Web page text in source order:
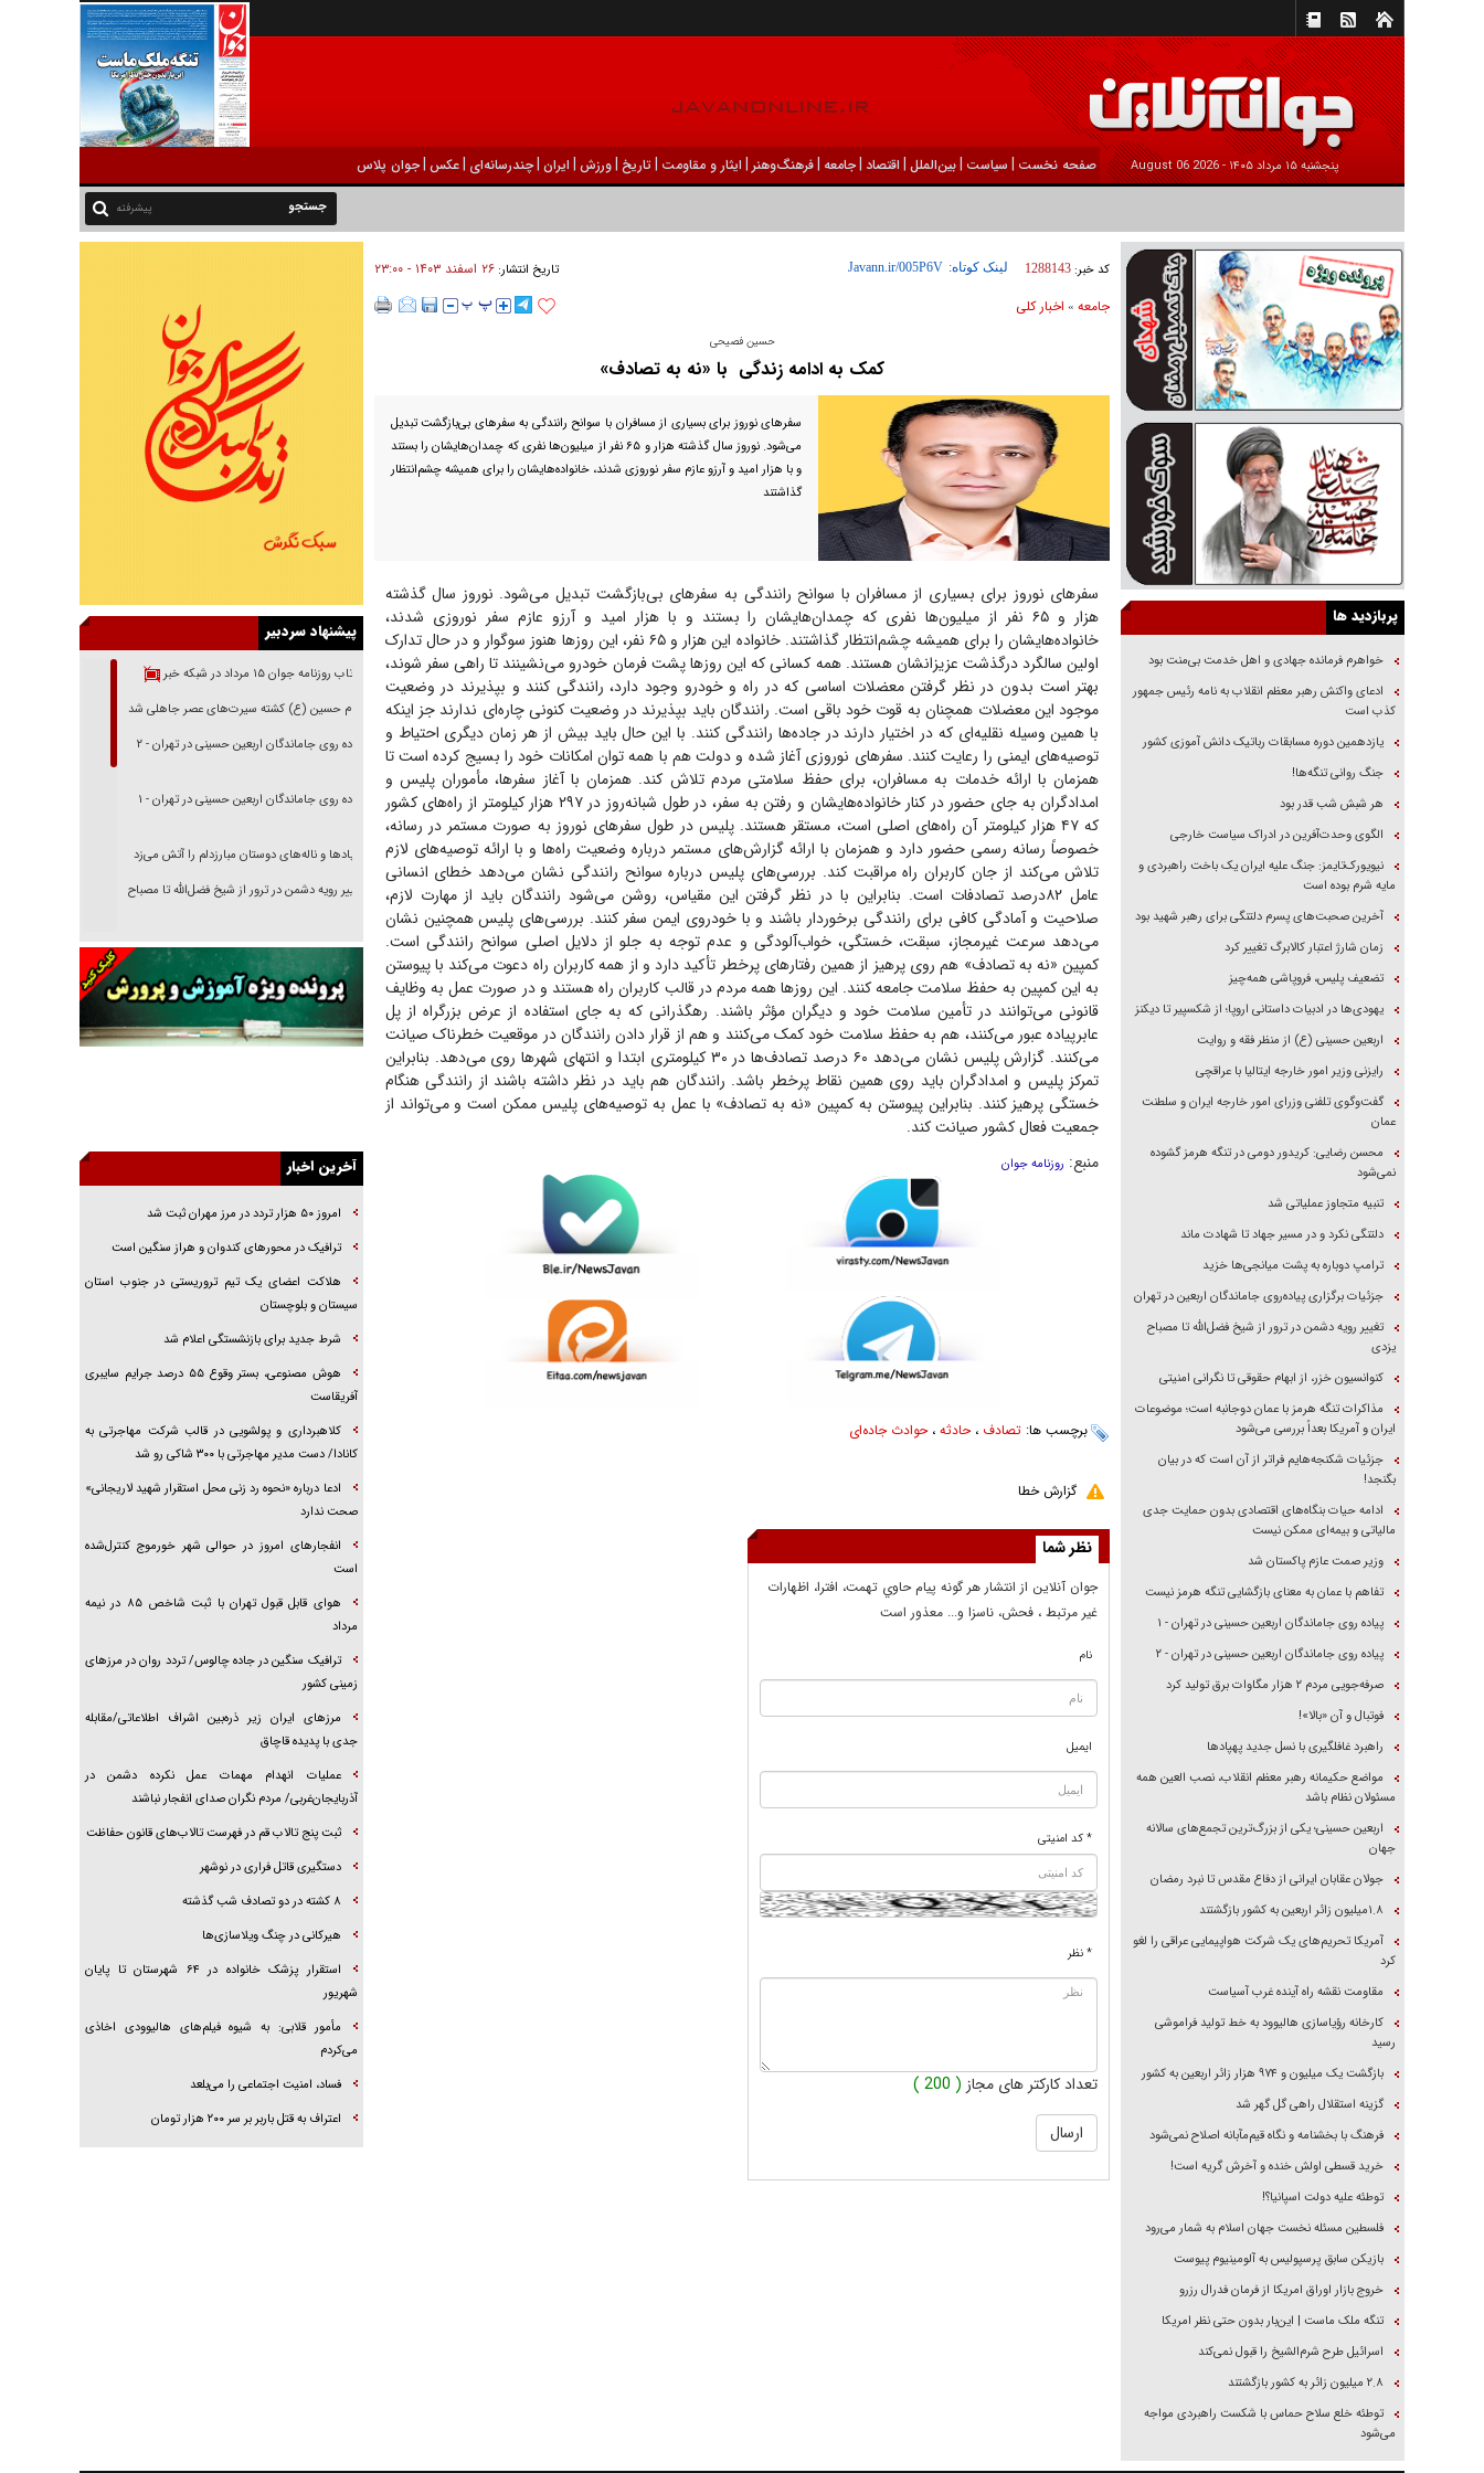
پنجشنبه ۱۵ مرداد ۱۴۰۵ - 2026 August 06 صفحه نخست | سیاست |بين‌الملل | اقتصاد |جامعه |فرهنگ‌و‌هنر | ایثار و مقاومت |تاریخ |ورزش | ايران |چندرسانه‌ای |عکس |جوان پلاس
پیشرفته
کد خبر: 1288143 لینک کوتاه: تاریخ انتشار:۲۶ اسفند ۱۴۰۳ - ۲۳:۰۰
جامعه» اخبار كلی
حسین فصیحی
کمک به ادامه زندگی با «نه به تصادف»
سفر‌های نوروز برای بسیاری از مسافران با سوانح رانندگی به سفر‌های بی‌بازگشت تبدیل
می‌شود. نوروز سال گذشته هزار و ۶۵ نفر از میلیون‌ها نفری که چمدان‌هایشان را بستند
و با هزار امید و آرزو عازم سفر نوروزی شدند، خانواده‌هایشان را برای همیشه چشم‌انتظار
گذاشتند
سفر‌های نوروز برای بسیاری از مسافران با سوانح رانندگی به سفر‌های بی‌بازگشت تبدیل می‌شود. نوروز سال گذشته
هزار و ۶۵ نفر از میلیون‌ها نفری که چمدان‌هایشان را بستند و با هزار امید و آرزو عازم سفر نوروزی شدند،
خانواده‌هایشان را برای همیشه چشم‌انتظار گذاشتند. خانواده این هزار و ۶۵ نفر، این روز‌ها هنوز سوگوار و در حال تدارک
اولین سالگرد درگذشت عزیزانشان هستند. همه کسانی که این روز‌ها پشت فرمان خودرو می‌نشینند تا راهی سفر شوند،
بهتر است بدون در نظر گرفتن معضلات اساسی که در راه و خودرو وجود دارد، رانندگی کنند و بپذیرند در وضعیت
موجود این معضلات همچنان به قوت خود باقی است. رانندگان باید بپذیرند در وضعیت کنونی چاره‌ای ندارند جز اینکه
با همین وسیله نقلیه‌ای که در اختیار دارند در جاده‌ها رانندگی کنند. با این حال باید بیش از هر زمان دیگری احتیاط و
توصیه‌های ایمنی را رعایت کنند. سفر‌های نوروزی آغاز شده و دولت هم با همه توان امکانات خود را بسیج کرده است تا
همزمان با ارائه خدمات به مسافران، برای حفظ سلامتی مردم تلاش کند. همزمان با آغاز سفرها، مأموران پلیس و
امدادگران به جای حضور در کنار خانواده‌هایشان و رفتن به سفر، در طول شبانه‌روز در ۲۹۷ هزار کیلومتر از راه‌های کشور
که ۴۷ هزار کیلومتر آن راه‌های اصلی است، مستقر هستند. پلیس در طول سفر‌های نوروز به صورت مستمر در رسانه،
خصوصاً رسانه رسمی حضور دارد و همزمان با ارائه گزارش‌های مستمر درباره وضعیت راه‌ها و با ارائه توصیه‌های لازم
تلاش می‌کند از جان کاربران راه مراقبت کند. بررسی‌های پلیس درباره سوانح رانندگی نشان می‌دهد خطای انسانی
عامل ۸۲درصد تصادفات است. بنابراین با در نظر گرفتن این مقیاس، روشن می‌شود رانندگان باید از مهارت لازم،
صلاحیت و آمادگی کافی برای رانندگی برخوردار باشند و با خودروی ایمن سفر کنند. بررسی‌های پلیس همچنین نشان
می‌دهد سرعت غیرمجاز، سبقت، خستگی، خواب‌آلودگی و عدم توجه به جلو از دلایل اصلی سوانح رانندگی است.
کمپین «نه به تصادف» هم روی پرهیز از همین رفتار‌های پرخطر تأکید دارد و از همه کاربران راه دعوت می‌کند با پیوستن
به این کمپین به حفظ سلامت جامعه کنند. این روز‌ها همه مردم در قالب کاربران راه هستند و در صورت عمل به وظایف
قانونی می‌توانند در تأمین سلامت خود و دیگران مؤثر باشند. رهگذرانی که به جای استفاده از عرض بزرگراه از پل
عابرپیاده عبور می‌کنند، هم به حفظ سلامت خود کمک می‌کنند و هم از قرار دادن رانندگان در موقعیت خطرناک صیانت
می‌کنند. گزارش پلیس نشان می‌دهد ۶۰ درصد تصادف‌ها در ۳۰ کیلومتری ابتدا و انتهای شهر‌ها روی می‌دهد. بنابراین
تمرکز پلیس و امدادگران باید روی همین نقاط پرخطر باشد. رانندگان هم باید در نظر داشته باشند از رانندگی هنگام
خستگی پرهیز کنند. بنابراین پیوستن به کمپین «نه به تصادف» با عمل به توصیه‌های پلیس ممکن است و می‌تواند از
جمعیت فعال کشور صیانت کند.
منبع: روزنامه جوان
برچسب ها: تصادف ،حادثه،حوادث جاده‌ای
گزارش خطا
نظر شما
جوان آنلاين از انتشار هر گونه پيام حاوي تهمت، افترا، اظهارات
غير مرتبط ، فحش، ناسزا و... معذور است
نام
ایمیل
* کد امنیتی
* نظر
تعداد کارکتر های مجاز ( 200 )
پربازدید ها
خواهرم فرمانده جهادی و اهل خدمت بی‌منت بود
ادعای واکنش رهبر معظم انقلاب به نامه رئیس جمهور
کذب است
یازدهمین دوره مسابقات رباتیک دانش آموزی کشور
جنگ روانی تنگه‌ها!
هر شبش شب قدر بود
الگوی وحدت‌آفرین در ادراک سیاست خارجی
نیویورک‌تایمز: جنگ علیه ایران یک باخت راهبردی و
مایه شرم بوده است
آخرین صحبت‌های پسرم دلتنگی برای رهبر شهید بود
زمان شارژ اعتبار کالابرگ تغییر کرد
تضعیف پلیس، فروپاشی همه‌چیز
یهودی‌ها در ادبیات داستانی اروپا؛ از شکسپیر تا دیکنز
اربعین حسینی (ع) از منظر فقه و روایت
رایزنی وزیر امور خارجه ایتالیا با عراقچی
گفت‌وگوی تلفنی وزرای امور خارجه ایران و سلطنت
عمان
محسن رضایی: کریدور دومی در تنگه هرمز گشوده
نمی‌شود
تنبیه متجاوز عملیاتی شد
دلتنگی نکرد و در مسیر جهاد تا شهادت ماند
ترامپ دوباره به پشت میانجی‌ها خزید
جزئیات برگزاری پیاده‌روی جاماندگان اربعین در تهران
تغییر رویه دشمن در ترور از شیخ فضل‌الله تا مصباح
یزدی
کنوانسیون خزر، از ابهام حقوقی تا نگرانی امنیتی
مذاکرات تنگه هرمز با عمان دوجانبه است؛ موضوعات
ایران و آمریکا بعداً بررسی می‌شود
جزئیات شکنجه‌هایم فراتر از آن است که در بیان
بگنجد!
ادامه حیات بنگاه‌های اقتصادی بدون حمایت جدی
مالیاتی و بیمه‌ای ممکن نیست
وزیر صمت عازم پاکستان شد
تفاهم با عمان به معنای بازگشایی تنگه هرمز نیست
پیاده روی جاماندگان اربعین حسینی در تهران - ۱
پیاده روی جاماندگان اربعین حسینی در تهران - ۲
صرفه‌جویی مردم ۲ هزار مگاوات برق تولید کرد
فوتبال و آن «بالا»!
راهبرد غافلگیری با نسل جدید پهپاد‌ها
مواضع حکیمانه رهبر معظم انقلاب، نصب العین همه
مسئولان نظام باشد
اربعین حسینی؛ یکی از بزرگ‌ترین تجمع‌های سالانه
جهان
جولان عقابان ایرانی از دفاع مقدس تا نبرد رمضان
۱.۸میلیون زائر اربعین به کشور بازگشتند
آمریکا تحریم‌های یک شرکت هواپیمایی عراقی را لغو
کرد
مقاومت نقشه راه آینده غرب آسیاست
کارخانه رؤیاسازی هالیوود به خط تولید فراموشی
رسید
بازگشت یک میلیون و ۹۷۴ هزار زائر اربعین به کشور
گزینه استقلال راهی گل گهر شد
فرهنگ با بخشنامه و نگاه قیم‌مآبانه اصلاح نمی‌شود
خرید قسطی اولش خنده و آخرش گریه است!
توطئه علیه دولت اسپانیا؟!
فلسطین مسئله نخست جهان اسلام به شمار می‌رود
بازیکن سابق پرسپولیس به آلومینیوم پیوست
خروج بازار اوراق امریکا از فرمان فدرال رزرو
تنگه ملک ماست | این‌بار بدون حتی نظر امریکا
اسرائیل طرح شرم‌الشیخ را قبول نمی‌کند
۲.۸ میلیون زائر به کشور بازگشتند
توطئه خلع سلاح حماس با شکست راهبردی مواجه
می‌شود
پیشنهاد سردبیر
بازتاب روزنامه جوان ۱۵ مرداد در شبکه خبر
امام حسین (ع) کشته سیرت‌های عصر جاهلی شد
پیاده روی جاماندگان اربعین حسینی در تهران - ۲
پیاده روی جاماندگان اربعین حسینی در تهران - ۱
فریاد‌ها و ناله‌های دوستان مبارزدلم را آتش می‌زد
تغییر رویه دشمن در ترور از شیخ فضل‌الله تا مصباح
خرید قسطی اولش خنده و آخرش گریه است!
فوتبال و آن «بالا»!
راهبرد غافلگیری با نسل جدید پهپاد‌ها
جنجال پزشکان تقلبی در صنعت زیبایی
خواهرم فرمانده جهادی و اهل خدمت بی‌منت بود
بگنجد!
گزارش «جوان» از قوانین سخت‌گیرانه ۶ قاره در
برابر یورش به پاسگاه‌های پلیس
تحلیل ابعاد پیام رهبر انقلاب به حزب‌الله/ مقاومت
آخرین اخبار
امروز ۵۰ هزار تردد در مرز مهران ثبت شد
ترافیک در محور‌های کندوان و هراز سنگین است
هلاکت اعضای یک تیم تروریستی در جنوب استان
سیستان و بلوچستان
شرط جدید برای بازنشستگی اعلام شد
هوش مصنوعی، بستر وقوع ۵۵ درصد جرایم سایبری
آفریقاست
کلاهبرداری و پولشویی در قالب شرکت مهاجرتی به
کانادا/ دست مدیر مهاجرتی با ۳۰۰ شاکی رو شد
ادعا درباره «نحوه رد زنی محل استقرار شهید لاریجانی»
صحت ندارد
انفجار‌های امروز در حوالی شهر خورموج کنترل‌شده
است
هوای قابل قبول تهران با ثبت شاخص ۸۵ در نیمه
مرداد
ترافیک سنگین در جاده چالوس/ تردد روان در مرز‌های
زمینی کشور
مرز‌های ایران زیر ذره‌بین اشراف اطلاعاتی/مقابله
جدی با پدیده قاچاق
عملیات انهدام مهمات عمل نکرده دشمن در
آذربایجان‌غربی/ مردم نگران صدای انفجار نباشند
ثبت پنج تالاب قم در فهرست تالاب‌های قانون حفاظت
دستگیری قاتل فراری در نوشهر
۸ کشته در دو تصادف شب گذشته
هیرکانی در چنگ ویلاسازی‌ها
‌استقرار پزشک خانواده در ۶۴ شهرستان تا پایان
شهریور
مأمور قلابی: به شیوه فیلم‌های هالیوودی اخاذی
می‌کردم
فساد، امنیت اجتماعی را می‌بلعد
‌‌اعتراف به قتل باربر بر سر ۲۰۰ هزار تومان